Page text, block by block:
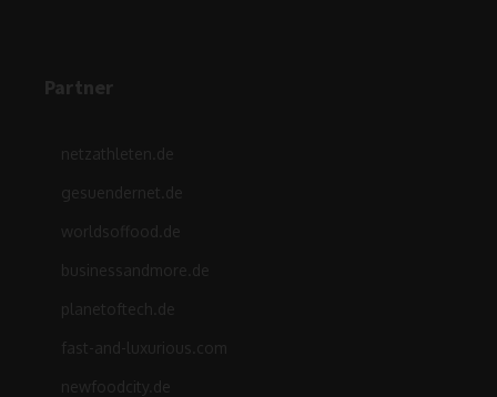
Partner
netzathleten.de
gesuendernet.de
worldsoffood.de
businessandmore.de
planetoftech.de
fast-and-luxurious.com
newfoodcity.de